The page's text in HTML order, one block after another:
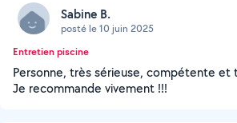
Sabine B.
posté le 10 juin 2025
Entretien piscine
Personne, très sérieuse, compétente et
Je recommande vivement !!!